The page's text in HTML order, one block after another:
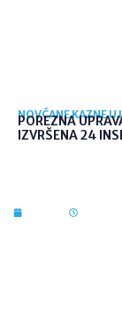
NOVČANE KAZNE
POREZNA
IZVRŠENA 24